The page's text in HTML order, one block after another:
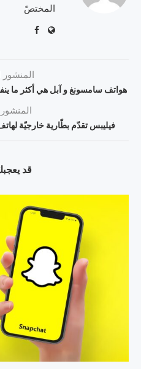
المختصّ
المنشور
هواتف سامسونغ و آبل هي أكثر ما
المنشور
فيليبس تقدّم بطّارية خارجيّة
قد